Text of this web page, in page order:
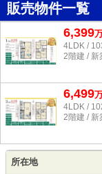
販売物件一覧
6,399
4LDK /
2階建 / 新
6,499
4LDK /
2階建 / 新
所在地